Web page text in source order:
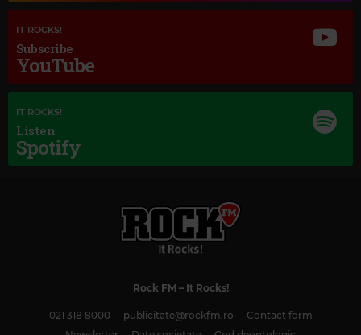
IT ROCKS!
Subscribe
YouTube
IT ROCKS!
Listen
Spotify
Rock FM– It Rocks!
021 318 8000 publicitate@rockfm.ro
Contact form